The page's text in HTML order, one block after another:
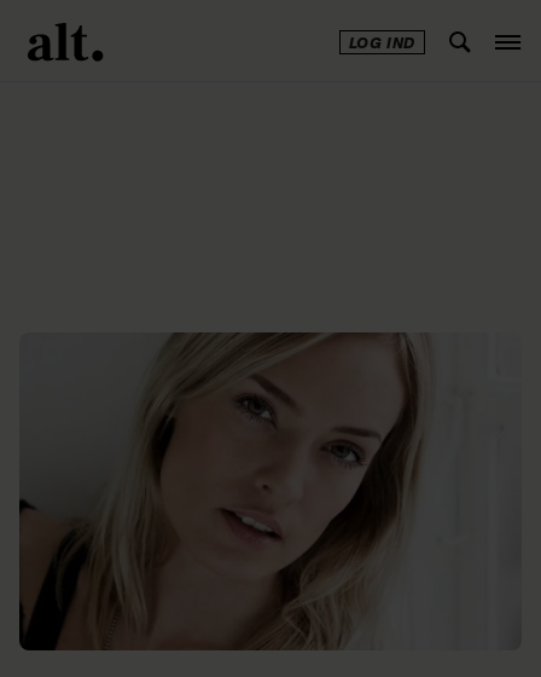
LOG IND